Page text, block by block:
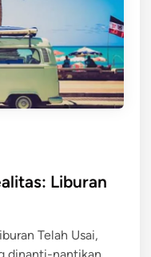
Liburan
Telah Usai,